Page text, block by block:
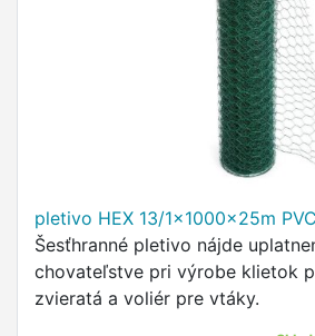
pletivo HEX 13/1x1000x25m PVC
Šesťhranné pletivo nájde
chovateľstve pri výrobe klietok
zvieratá a voliér pre vtáky.